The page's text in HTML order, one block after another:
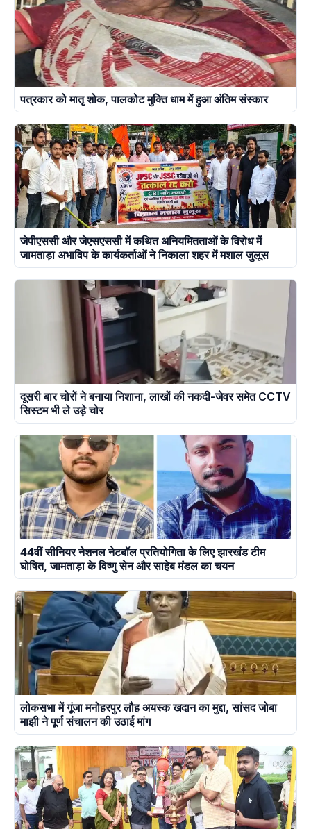
पत्रकार को मातृ शोक, पालकोट मुक्ति धाम में हुआ अंतिम संस्कार
जेपीएससी और जेएसएससी में कथित अनियमितताओं के विरोध में
जामताड़ा अभाविप के कार्यकर्ताओं ने निकाला शहर में मशाल जुलूस
दूसरी बार चोरों ने बनाया निशाना, लाखों की नकदी-जेवर समेत CCTV
सिस्टम भी ले उड़े चोर
44वीं सीनियर नेशनल नेटबॉल प्रतियोगिता के लिए झारखंड टीम
घोषित, जामताड़ा के विष्णु सेन और साहेब मंडल का चयन
लोकसभा में गूंजा मनोहरपुर लौह अयस्क खदान का मुद्दा, सांसद जोबा
माझी ने पूर्ण संचालन की उठाई मांग